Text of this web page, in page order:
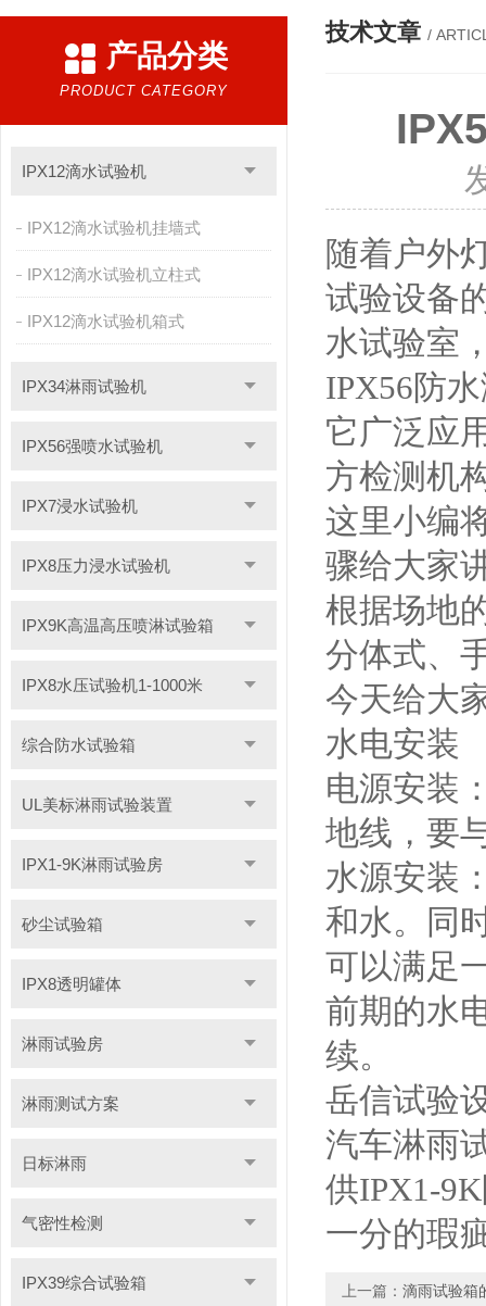
产品分类
PRODUCT CATEGORY
IPX12滴水试验机
IPX12滴水试验机挂墙式
IPX12滴水试验机立柱式
IPX12滴水试验机箱式
IPX34淋雨试验机
IPX56强喷水试验机
IPX7浸水试验机
IPX8压力浸水试验机
IPX9K高温高压喷淋试验箱
IPX8水压试验机1-1000米
综合防水试验箱
UL美标淋雨试验装置
IPX1-9K淋雨试验房
砂尘试验箱
IPX8透明罐体
淋雨试验房
淋雨测试方案
日标淋雨
气密性检测
IPX39综合试验箱
技术文章 /
随着户外
试验设备
水试验室
IPX56防
它广泛应
方检测机
这里小编
骤给大家
根据场地
分体式、
今天给大
水电安装
电源安装
地线，要
水源安装
和水。同
可以满足
前期的水
续。
岳信试验
汽车淋雨
供IPX1-
一分的瑕
上一篇： 滴雨试验箱